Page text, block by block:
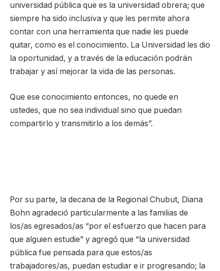
universidad pública que es la universidad obrera; que
siempre ha sido inclusiva y que les permite ahora
contar con una herramienta que nadie les puede
quitar, como es el conocimiento. La Universidad les dio
la oportunidad, y a través de la educación podrán
trabajar y así mejorar la vida de las personas.
Que ese conocimiento entonces, no quede en
ustedes, que no sea individual sino que puedan
compartirlo y transmitirlo a los demás”.
Por su parte, la decana de la Regional Chubut, Diana
Bohn agradeció particularmente a las familias de
los/as egresados/as “por el esfuerzo que hacen para
que alguien estudie” y agregó que “la universidad
pública fue pensada para que estos/as
trabajadores/as, puedan estudiar e ir progresando; la